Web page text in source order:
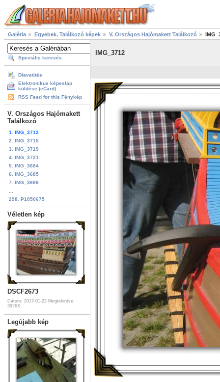
Galéria Egyebek, Találkozó képek V. Országos Hajómakett Találkozó
Speciális keresés
Diavetítés
Elektronikus képeslap
küldése (eCard)
RSS Feed for this Fénykép
V. Országos Hajómakett
Találkozó
1. IMG_3712
2. IMG_3715
3. IMG_3719
4. IMG_3721
5. IMG_3684
6. IMG_3685
7. IMG_3686
298. P1050675
Véletlen kép
DSCF2673
Dátum: 2017-01-22 Megtekintve:
3926X
Legújabb kép
IMG_3712